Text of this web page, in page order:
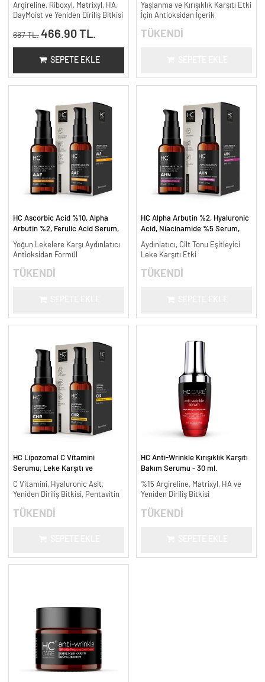
Argireline, Riboxyl, Matrixyl, HA,
DayMoist ve Yeniden Diriliş Bitkisi
667 TL. 466.90 TL.
SEPETE EKLE
Yaşlanma ve Kırışıklık Karşıtı Etki
İçin Antioksidan İçerik
TÜKENDİ
HC Ascorbic Acid %10, Alpha
Arbutin %2, Ferulic Acid Serum,
ml.
Yoğun Lekelere Karşı Aydınlatıcı
Antioksidan Formül
TÜKENDİ
HC Alpha Arbutin %2, Hyaluronic
Acid, Niacinamide %5 Serum,
ml.
Aydınlatıcı, Cilt Tonu Eşitleyici
Leke Karşıtı Etki
TÜKENDİ
HC Lipozomal C Vitamini
Serumu, Leke Karşıtı ve
C Vitamini, Hyaluronic Asit,
Yeniden Diriliş Bitkisi, Pentavitin
TÜKENDİ
HC Anti-Wrinkle Kırışıklık Karşıtı
Bakım Serumu - 30 ml.
%15 Argireline, Matrixyl, HA ve
Yeniden Diriliş Bitkisi
TÜKENDİ